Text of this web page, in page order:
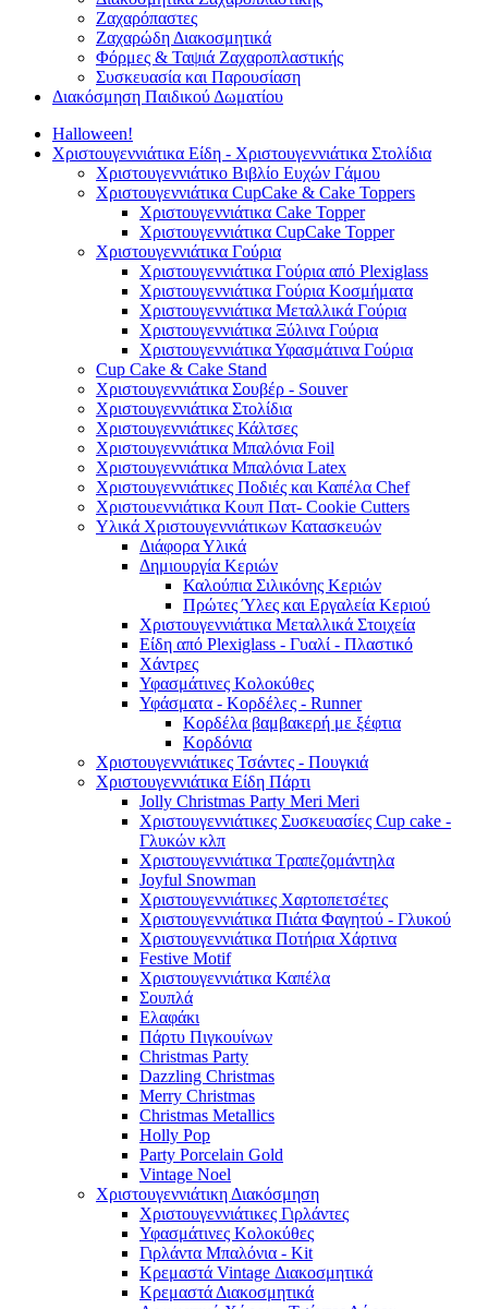
Ζαχαρόπαστες
Ζαχαρώδη Διακοσμητικά
Φόρμες & Ταψιά Ζαχαροπλαστικής
Συσκευασία και Παρουσίαση
Διακόσμηση Παιδικού Δωματίου
Halloween!
Χριστουγεννιάτικα Είδη - Χριστουγεννιάτικα Στολίδια
Χριστουγεννιάτικο Βιβλίο Ευχών Γάμου
Χριστουγεννιάτικα CupCake & Cake Toppers
Χριστουγεννιάτικα Cake Topper
Χριστουγεννιάτικα CupCake Topper
Χριστουγεννιάτικα Γούρια
Χριστουγεννιάτικα Γούρια από Plexiglass
Χριστουγεννιάτικα Γούρια Κοσμήματα
Χριστουγεννιάτικα Μεταλλικά Γούρια
Χριστουγεννιάτικα Ξύλινα Γούρια
Χριστουγεννιάτικα Υφασμάτινα Γούρια
Cup Cake & Cake Stand
Χριστουγεννιάτικα Σουβέρ - Souver
Χριστουγεννιάτικα Στολίδια
Χριστουγεννιάτικες Κάλτσες
Χριστουγεννιάτικα Μπαλόνια Foil
Χριστουγεννιάτικα Μπαλόνια Latex
Χριστουγεννιάτικες Ποδιές και Καπέλα Chef
Χριστουεννιάτικα Κουπ Πατ- Cookie Cutters
Υλικά Χριστουγεννιάτικων Κατασκευών
Διάφορα Υλικά
Δημιουργία Κεριών
Καλούπια Σιλικόνης Κεριών
Πρώτες Ύλες και Εργαλεία Κεριού
Χριστουγεννιάτικα Μεταλλικά Στοιχεία
Είδη από Plexiglass - Γυαλί - Πλαστικό
Χάντρες
Υφασμάτινες Κολοκύθες
Υφάσματα - Κορδέλες - Runner
Κορδέλα βαμβακερή με ξέφτια
Κορδόνια
Χριστουγεννιάτικες Τσάντες - Πουγκιά
Χριστουγεννιάτικα Είδη Πάρτι
Jolly Christmas Party Meri Meri
Χριστουγεννιάτικες Συσκευασίες Cup cake -
Γλυκών κλπ
Χριστουγεννιάτικα Τραπεζομάντηλα
Joyful Snowman
Χριστουγεννιάτικες Χαρτοπετσέτες
Χριστουγεννιάτικα Πιάτα Φαγητού - Γλυκού
Χριστουγεννιάτικα Ποτήρια Χάρτινα
Festive Motif
Χριστουγεννιάτικα Καπέλα
Σουπλά
Ελαφάκι
Πάρτυ Πιγκουίνων
Christmas Party
Dazzling Christmas
Merry Christmas
Christmas Metallics
Holly Pop
Party Porcelain Gold
Vintage Noel
Χριστουγεννιάτικη Διακόσμηση
Χριστουγεννιάτικες Γιρλάντες
Υφασμάτινες Κολοκύθες
Γιρλάντα Μπαλόνια - Kit
Κρεμαστά Vintage Διακοσμητικά
Κρεμαστά Διακοσμητικά